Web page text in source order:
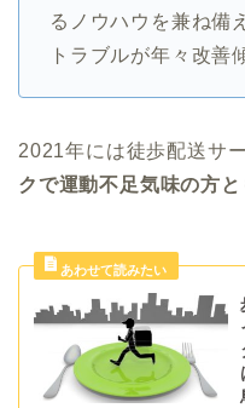
るノウハウを兼ね備
トラブルが年々改善
2021年には徒歩配送サ
クで運動不足気味の方